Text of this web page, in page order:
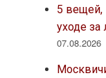
5 вещей,
уходе
07.08.2026